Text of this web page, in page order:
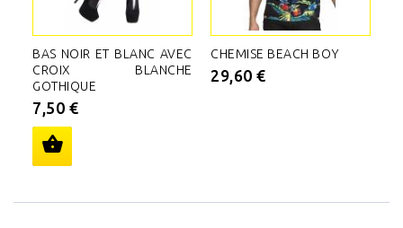
BAS NOIR ET BLANC AVEC
CROIX BLANCHE
GOTHIQUE
7,50 €
CHEMISE BEACH BOY
29,60 €